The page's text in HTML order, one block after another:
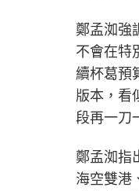
鄭孟洳強
不會在特
續杯葛預
版本，看
段再一刀
鄭孟洳指
海空雙港